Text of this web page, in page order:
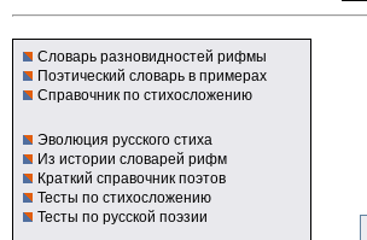
Словарь разновидностей рифмы
Поэтический словарь в примерах
Справочник по стихосложению
Эволюция русского стиха
Из истории словарей рифм
Краткий справочник поэтов
Тесты по стихосложению
Тесты по русской поэзии